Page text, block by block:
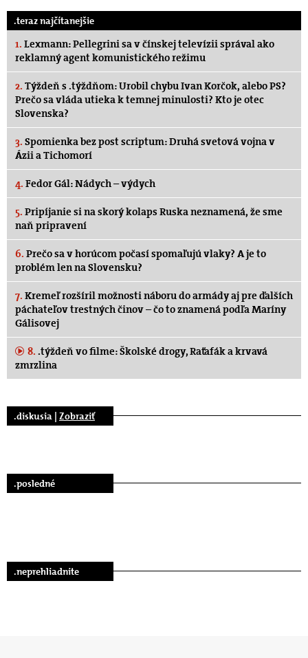
.teraz najčítanejšie
1. Lexmann: Pellegrini sa v čínskej televízii správal ako
reklamný agent komunistického režimu
2. Týždeň s .týždňom: Urobil chybu Ivan Korčok, alebo PS?
Prečo sa vláda utieka k temnej minulosti? Kto je otec
Slovenska?
3. Spomienka bez post scriptum: Druhá svetová vojna v
Ázii a Tichomorí
4. Fedor Gál: Nádych – výdych
5. Pripíjanie si na skorý kolaps Ruska neznamená, že sme
naň pripravení
6. Prečo sa v horúcom počasí spomaľujú vlaky? A je to
problém len na Slovensku?
7. Kremeľ rozšíril možnosti náboru do armády aj pre ďalších
páchateľov trestných činov – čo to znamená podľa Maríny
Gálisovej
8. .týždeň vo filme: Školské drogy, Raťafák a krvavá
zmrzlina
.diskusia | Zobraziť
.posledné
.neprehliadnite